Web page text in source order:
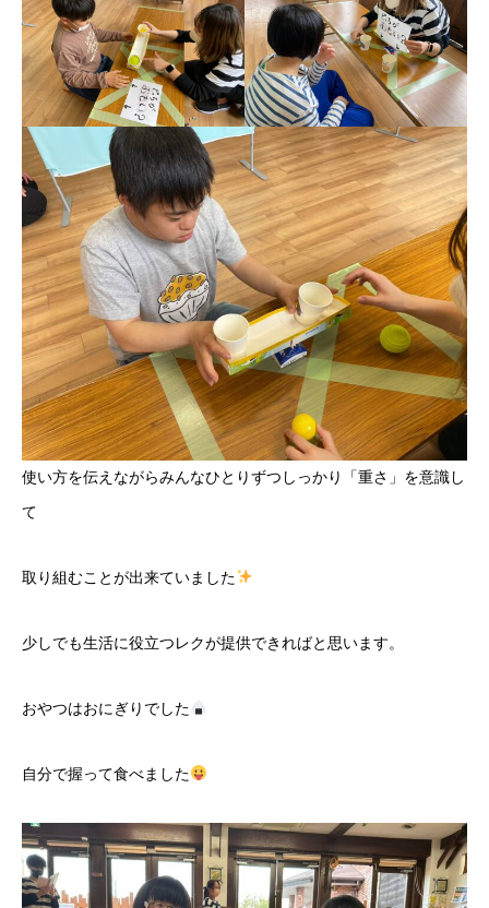
使い方を伝えながらみんなひとりずつしっかり「重さ」を意識し
て
取り組むことが出来ていました
少しでも生活に役立つレクが提供できればと思います。
おやつはおにぎりでした
自分で握って食べました